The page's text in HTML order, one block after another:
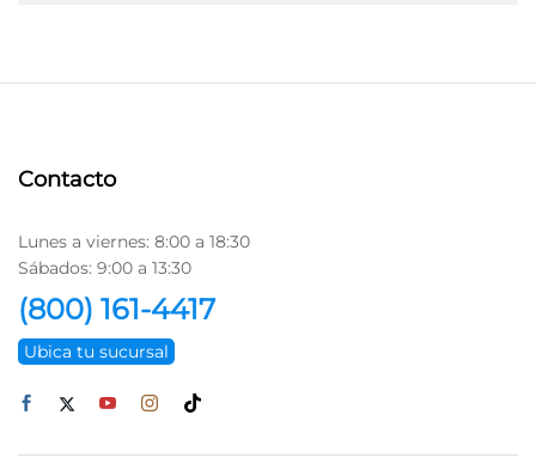
Contacto
Lunes a viernes: 8:00 a 18:30
Sábados: 9:00 a 13:30
(800) 161-4417
Ubica tu sucursal